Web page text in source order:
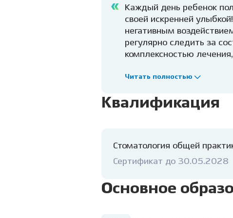
Каждый день ребенок
своей искренней
негативным
регулярно следить за
комплексностью
эмоций, а визит к врачу
детям и счастливое, и
Читать полностью
Квалификация
Стоматология общей
Сертификат до 30.05.2028
Основное